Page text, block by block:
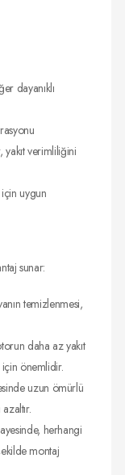
dayanıklı
yakıt verimliliğini
uygun
sunar:
temizlenmesi,
daha az yakıt
önemlidir.
uzun ömürlü
herhangi
montaj